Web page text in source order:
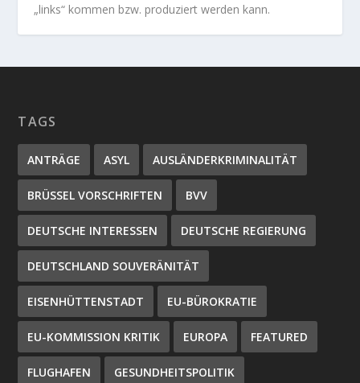
„links“ kommen bzw. produziert werden kann.
TAGS
ANTRÄGE ASYL AUSLÄNDERKRIMINALITÄT
BRÜSSEL VORSCHRIFTEN BVV
DEUTSCHE INTERESSEN DEUTSCHE REGIERUNG
DEUTSCHLAND SOUVERÄNITÄT
EISENHÜTTENSTADT EU-BÜROKRATIE
EU-KOMMISSION KRITIK EUROPA FEATURED
FLUGHAFEN GESUNDHEITSPOLITIK